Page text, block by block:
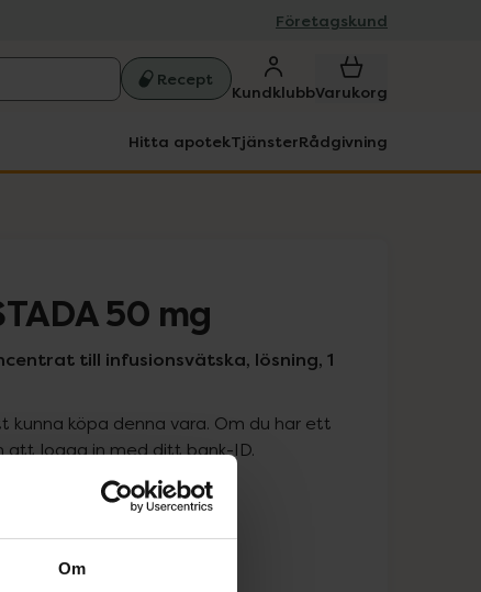
Om
Företagskund
Recept
KundklubbVarukorg
Hitta apotekTjänsterRådgivning
50 mg
till infusionsvätska, lösning, 1
köpa denna vara. Om du har ett
att logga in med ditt bank-ID.